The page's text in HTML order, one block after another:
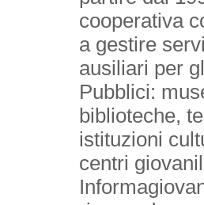
cooperativa
a gestire
ausiliari per
Pubblici:
biblioteche,
istituzioni
centri